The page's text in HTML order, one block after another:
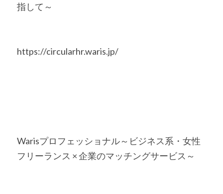
指して～
https://circularhr.waris.jp/
Warisプロフェッショナル～ビジネス系・女性
フリーランス × 企業のマッチングサービス～